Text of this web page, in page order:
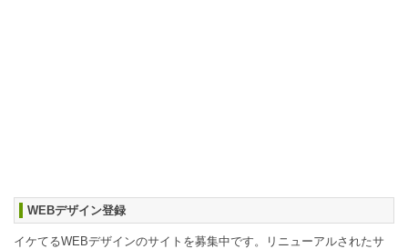
WEBデザイン登録
イケてるWEBデザインのサイトを募集中です。リニューアルされたサ